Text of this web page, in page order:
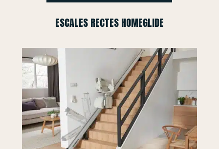
ESCALES RECTES HOMEGLIDE